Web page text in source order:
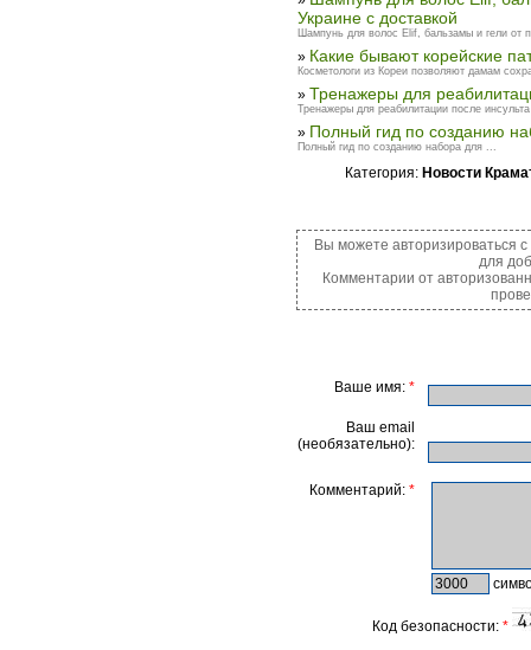
Украине с доставкой
Шампунь для волос Elif, бальзамы и гели от
» Какие бывают корейские
Косметологи из Кореи позволяют дамам
» Тренажеры для
Тренажеры для реабилитации после
» Полный гид по созданию
Полный гид по созданию набора для ...
Категория: Новости
Вы можете авторизироваться
для
Комментарии от
Ваше имя: *
Ваш email
(необязательно):
Комментарий: *
Код безопасности: *